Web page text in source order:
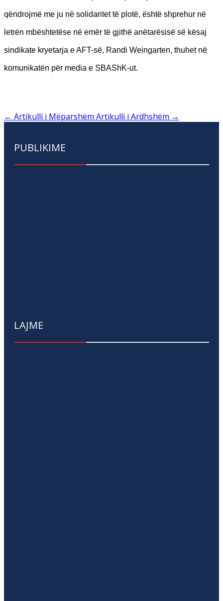
qëndrojmë me ju në solidaritet të plotë, është shprehur në
letrën mbështetëse në emër të gjithë anëtarësisë së kësaj
sindikate kryetarja e AFT-së, Randi Weingarten, thuhet në
komunikatën për media e SBAShK-ut.
← Artikulli i Mëparshëm Artikulli i Ardhshëm →
PUBLIKIME
LAJME